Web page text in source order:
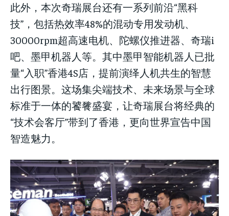
此外，本次奇瑞展台还有一系列前沿“黑科
技”，包括热效率48%的混动专用发动机、
30000rpm超高速电机、陀螺仪推进器、奇瑞i
吧、墨甲机器人等。其中墨甲智能机器人已批
量“入职”香港4S店，提前演绎人机共生的智慧
出行图景。这场集尖端技术、未来场景与全球
标准于一体的饕餮盛宴，让奇瑞展台将经典的
“技术会客厅”带到了香港，更向世界宣告中国
智造魅力。